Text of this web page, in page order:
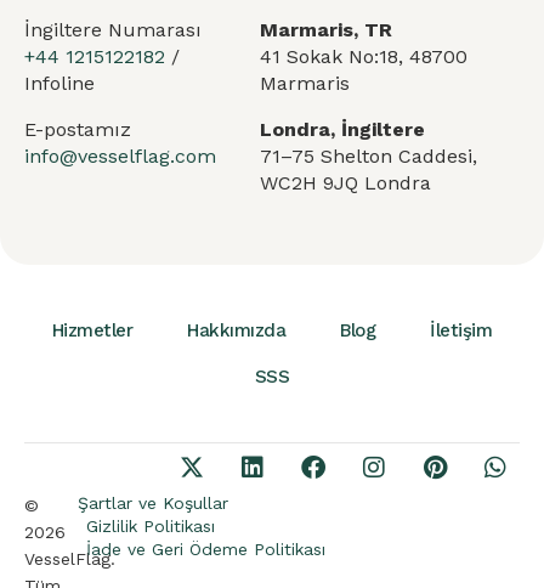
İngiltere Numarası
+44 1215122182 /
Infoline
E-postamız
info@vesselflag.com
Marmaris, TR
41 Sokak No:18, 48700
Marmaris
Londra, İngiltere
71–75 Shelton Caddesi,
WC2H 9JQ Londra
Hizmetler Hakkımızda Blog İletişim
SSS
©
2026
VesselFlag.
Şartlar ve Koşullar
Gizlilik Politikası
İade ve Geri Ödeme Politikası
Spanish
Portuguese
French